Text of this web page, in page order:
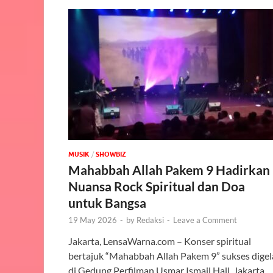
MUSIK / ‎SHOWBIZ
Mahabbah Allah Pakem 9 Hadirkan
Nuansa Rock Spiritual dan Doa
untuk Bangsa
19 May 2026 - by Redaksi - Leave a Comment
Jakarta, LensaWarna.com – Konser spiritual
bertajuk “Mahabbah Allah Pakem 9” sukses
di Gedung Perfilman Usmar Ismail Hall, Jakarta